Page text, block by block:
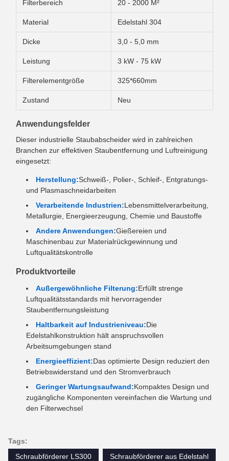
Filterbereich 20 - 2000 M²
Material Edelstahl 304
Dicke 3,0 - 5,0 mm
Leistung 3 kW - 75 kW
Filterelementgröße 325*660mm
Zustand Neu
Anwendungsfelder
Dieser industrielle Staubabscheider wird in zahlreichen
Branchen zur effektiven Staubentfernung und Luftreinigung
eingesetzt:
Herstellung:Schweiß-, Polier-, Schleif-, Entgratungs-
und Plasmaschneidarbeiten
Verarbeitende Industrien:Lebensmittelverarbeitung,
Metallurgie, Energieerzeugung, Chemie und Baustoffe
Andere Anwendungen:Gießereien und
Maschinenbau zur Materialrückgewinnung und
Luftqualitätskontrolle
Produktvorteile
Außergewöhnliche Filterung:Erfüllt strenge
Luftqualitätsstandards mit hervorragender
Staubentfernungsleistung
Haltbarkeit auf Industrieniveau:Die
Edelstahlkonstruktion hält anspruchsvollen
Arbeitsumgebungen stand
Energieeffizient:Das optimierte Design reduziert den
Betriebswiderstand und den Stromverbrauch
Geringer Wartungsaufwand:Kompaktes Design und
zugängliche Komponenten vereinfachen die Wartung und
den Filterwechsel
Tags:
Schraubförderer LS300
Schraubförderer aus Edelstahl